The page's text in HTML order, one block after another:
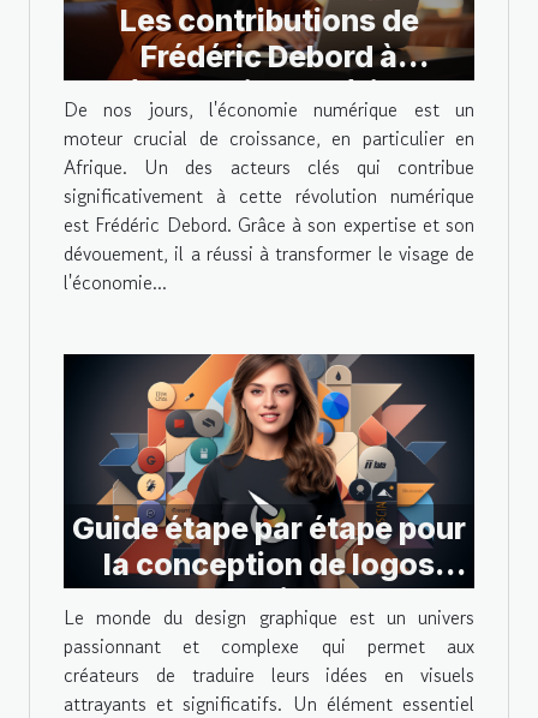
Les contributions de
Frédéric Debord à
l'économie numérique
africaine
De nos jours, l'économie numérique est un
moteur crucial de croissance, en particulier en
Afrique. Un des acteurs clés qui contribue
significativement à cette révolution numérique
est Frédéric Debord. Grâce à son expertise et son
dévouement, il a réussi à transformer le visage de
l'économie...
Guide étape par étape pour
la conception de logos
dans Figma
Le monde du design graphique est un univers
passionnant et complexe qui permet aux
créateurs de traduire leurs idées en visuels
attrayants et significatifs. Un élément essentiel